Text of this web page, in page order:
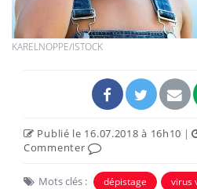
KARELNOPPE/ISTOCK
Publié le 16.07.2018 à 16h10 |
Commenter
Mots clés : dépistage virus